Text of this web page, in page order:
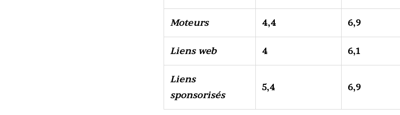
Moteurs 4,4 6,9
Liens web 4 6,1
Liens
sponsorisés
5,4 6,9